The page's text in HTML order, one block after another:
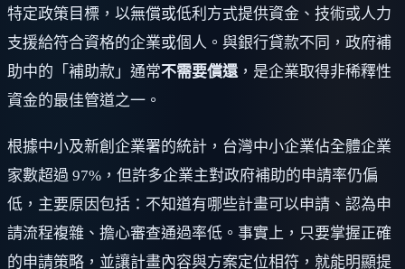
特定政策目標，以無償或低利方式提供資金、技術或人力
支援給符合資格的企業或個人。與銀行貸款不同，政府補
助中的「補助款」通常不需要償還，是企業取得非稀釋性
資金的最佳管道之一。
根據中小及新創企業署的統計，台灣中小企業佔全體企業
家數超過 97%，但許多企業主對政府補助的申請率仍偏
低，主要原因包括：不知道有哪些計畫可以申請、認為申
請流程複雜、擔心審查通過率低。事實上，只要掌握正確
的申請策略，並讓計畫內容與方案定位相符，就能明顯提